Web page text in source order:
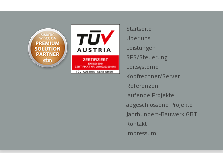
Startseite
Über uns
Leistungen
SPS/Steuerung
Leitsysteme
Kopfrechner/Server
Referenzen
laufende Projekte
abgeschlossene Projekte
Jahrhundert-Bauwerk GBT
Kontakt
Impressum